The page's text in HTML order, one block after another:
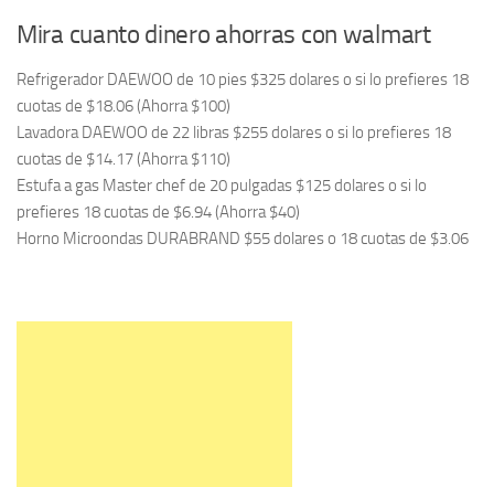
Mira cuanto dinero ahorras con walmart
Refrigerador DAEWOO de 10 pies $325 dolares o si lo prefieres 18
cuotas de $18.06 (Ahorra $100)
Lavadora DAEWOO de 22 libras $255 dolares o si lo prefieres 18
cuotas de $14.17 (Ahorra $110)
Estufa a gas Master chef de 20 pulgadas $125 dolares o si lo
prefieres 18 cuotas de $6.94 (Ahorra $40)
Horno Microondas DURABRAND $55 dolares o 18 cuotas de $3.06